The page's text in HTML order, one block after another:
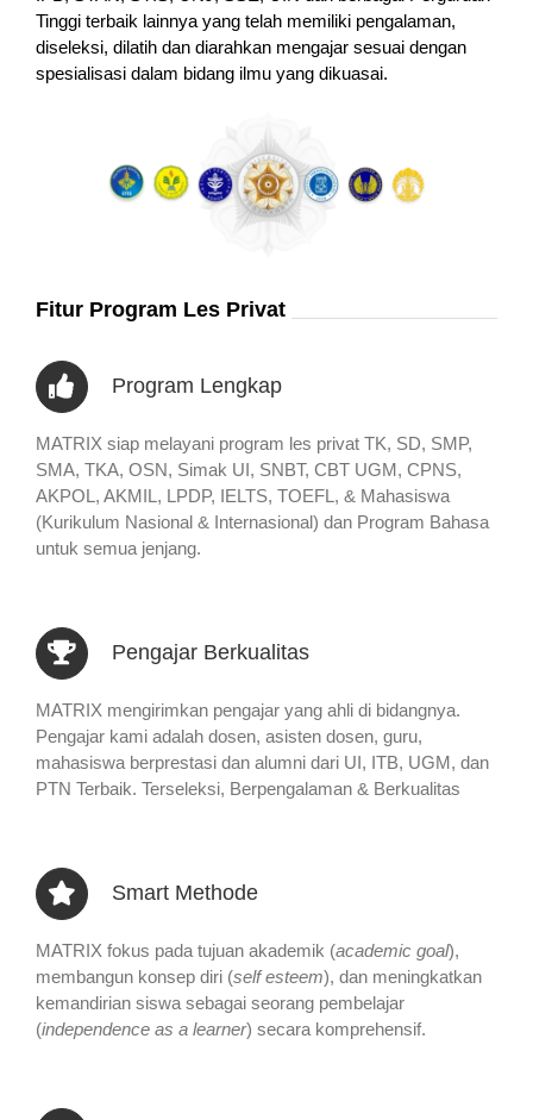
Tinggi terbaik lainnya yang telah memiliki pengalaman,
diseleksi, dilatih dan diarahkan mengajar sesuai dengan
spesialisasi dalam bidang ilmu yang dikuasai.
Fitur Program Les Privat
Program Lengkap
MATRIX siap melayani program les privat TK, SD, SMP,
SMA, TKA, OSN, Simak UI, SNBT, CBT UGM, CPNS,
AKPOL, AKMIL, LPDP, IELTS, TOEFL, & Mahasiswa
(Kurikulum Nasional & Internasional) dan Program Bahasa
untuk semua jenjang.
Pengajar Berkualitas
MATRIX mengirimkan pengajar yang ahli di bidangnya.
Pengajar kami adalah dosen, asisten dosen, guru,
mahasiswa berprestasi dan alumni dari UI, ITB, UGM, dan
PTN Terbaik. Terseleksi, Berpengalaman & Berkualitas
Smart Methode
MATRIX fokus pada tujuan akademik (academic goal),
membangun konsep diri (self esteem), dan meningkatkan
kemandirian siswa sebagai seorang pembelajar
(independence as a learner) secara komprehensif.